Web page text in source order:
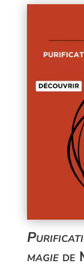
magiede